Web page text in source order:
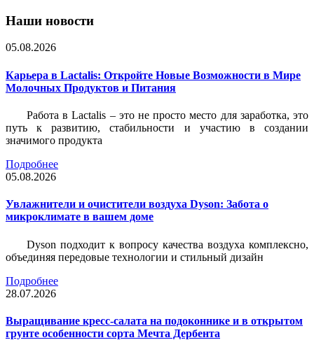
Наши новости
05.08.2026
Карьера в Lactalis: Откройте Новые Возможности в Мире
Молочных Продуктов и Питания
Работа в Lactalis – это не просто место для заработка, это
путь к развитию, стабильности и участию в создании
значимого продукта
Подробнее
05.08.2026
Увлажнители и очистители воздуха Dyson: Забота о
микроклимате в вашем доме
Dyson подходит к вопросу качества воздуха комплексно,
объединяя передовые технологии и стильный дизайн
Подробнее
28.07.2026
Выращивание кресс-салата на подоконнике и в открытом
грунте особенности сорта Мечта Дербента